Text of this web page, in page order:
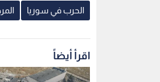
الحرب في سوريا
اقرأ أيضاً